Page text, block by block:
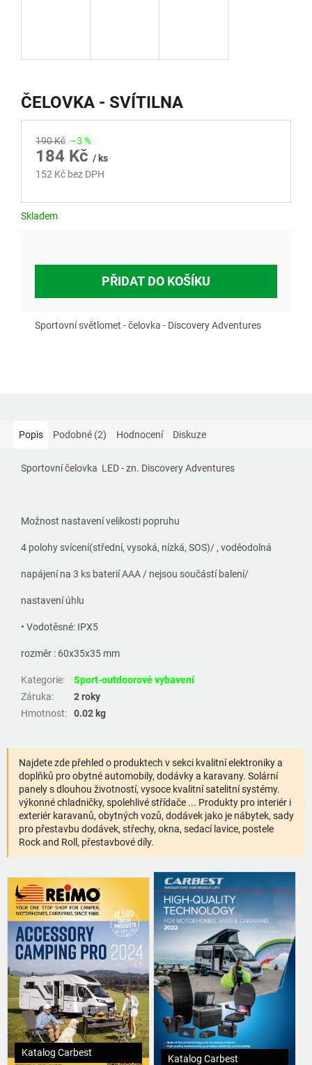
ČELOVKA - SVÍTILNA
190 Kč –3 %
184 Kč / ks
152 Kč bez DPH
Skladem
PŘIDAT DO KOŠÍKU
Sportovní světlomet - čelovka - Discovery Adventures
Popis Podobné (2) Hodnocení Diskuze
Sportovní čelovka LED - zn. Discovery Adventures
Možnost nastavení velikosti popruhu
4 polohy svícení(střední, vysoká, nízká, SOS)/ , voděodolná
napájení na 3 ks baterií AAA / nejsou součástí balení/
nastavení úhlu
• Vodotěsné: IPX5
rozměr : 60x35x35 mm
Kategorie:
Sport-outdoorové vybavení
Záruka:
2 roky
Hmotnost: 0.02 kg
Najdete zde přehled o produktech v sekci kvalitní elektroniky a
doplňků pro obytné automobily, dodávky a karavany. Solární
panely s dlouhou životností, vysoce kvalitní satelitní systémy.
výkonné chladničky, spolehlivé střídače ... Produkty pro interiér i
exteriér karavanů, obytných vozů, dodávek jako je nábytek, sady
pro přestavbu dodávek, střechy, okna, sedací lavice, postele
Rock and Roll, přestavbové díly.
Katalog Carbest
Katalog Carbest